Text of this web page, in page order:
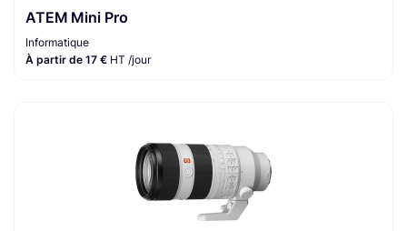
ATEM Mini Pro
Informatique
À partir de 17 € HT /jour